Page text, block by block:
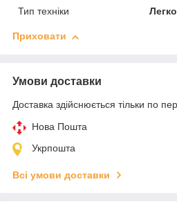
Тип техніки
Приховати
Умови доставки
Доставка здійснюється тільки по
Нова Пошта
Укрпошта
Всі умови доставки